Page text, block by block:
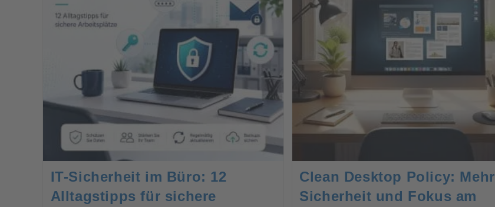
IT-Sicherheit im Büro: 12
Alltagstipps für sichere
Clean Desktop Policy: Mehr
Sicherheit und Fokus am